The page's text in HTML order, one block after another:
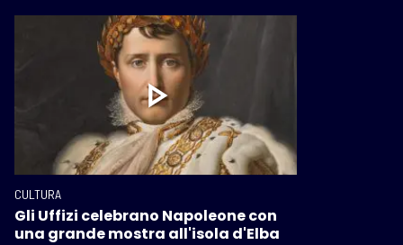
CULTURA
Gli Uffizi celebrano Napoleone con
una grande mostra all'isola d'Elba